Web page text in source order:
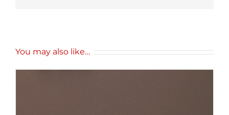
You may also like…